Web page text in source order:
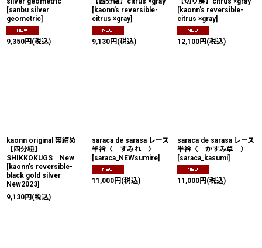
[sanbu silver
geometric]
9,350円 (税込)
[kaonn’s reversible-
citrus ×gray]
9,130円 (税込)
[kaonn’s reversible-
citrus ×gray]
12,100円 (税込)
kaonn original 帯締め
【四分紐】
SHIKKOKUGS New
[kaonn’s reversible-
black gold silver
New2023]
9,130円 (税込)
saraca de sarasa レース
半衿〈 すみれ 〉
[saraca_NEWsumire]
11,000円 (税込)
saraca de sarasa レース
半衿〈 かすみ草 〉
[saraca_kasumi]
11,000円 (税込)